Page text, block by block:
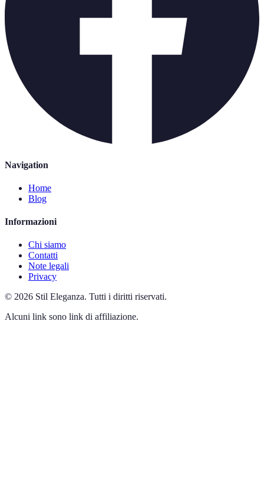
Navigation
Home
Blog
Informazioni
Chi siamo
Contatti
Note legali
Privacy
© 2026 Stil Eleganza. Tutti i diritti riservati.
Alcuni link sono link di affiliazione.